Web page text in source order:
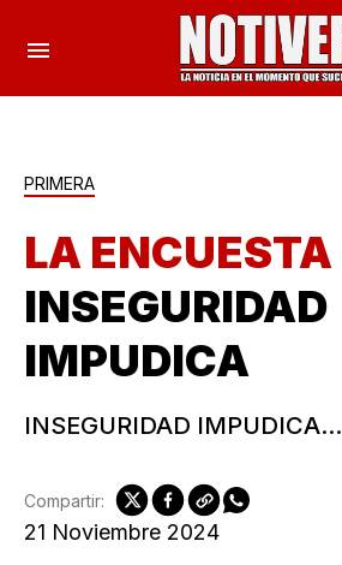
PRIMERA
LA ENCUESTA |
INSEGURIDAD
IMPUDICA
INSEGURIDAD IMPUDICA...
21 Noviembre 2024
Compartir: